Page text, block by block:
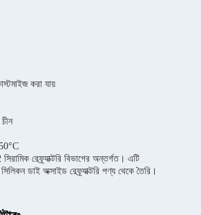
করা যায়
রেফ্র্যাক্টরি বিভাগের অন্তর্গত। এটি
ডাই অক্সাইড রেফ্র্যাক্টরি পণ্য থেকে তৈরি।